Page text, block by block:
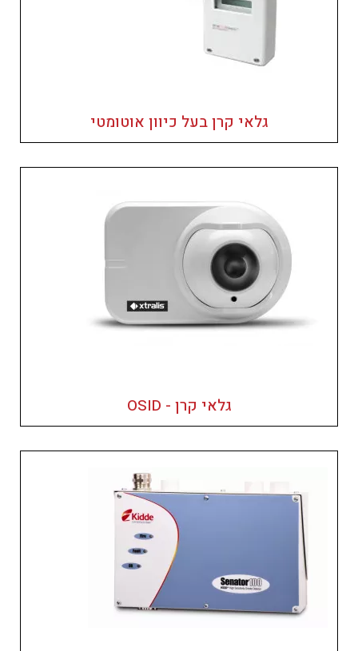
גלאי קרן בעל כיוון אוטומטי
גלאי קרן - OSID